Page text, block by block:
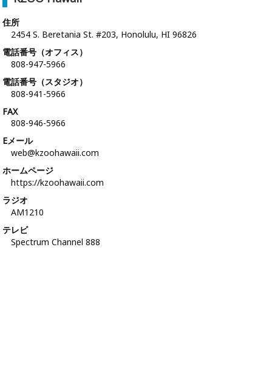
住所
2454 S. Beretania St. #203, Honolulu, HI 96826
電話番号（オフィス）
808-947-5966
電話番号（スタジオ）
808-941-5966
FAX
808-946-5966
Eメール
web@kzoohawaii.com
ホームページ
https://kzoohawaii.com
ラジオ
AM1210
テレビ
Spectrum Channel 888